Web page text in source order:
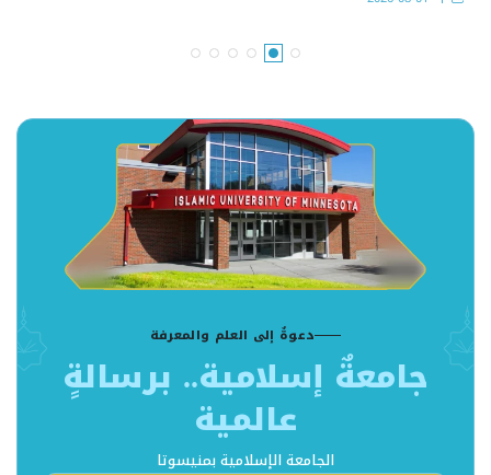
دعوةٌ إلى العلم والمعرفة
جامعةٌ إسلامية.. برسالةٍ
عالمية
الجامعة الإسلامية بمنيسوتا